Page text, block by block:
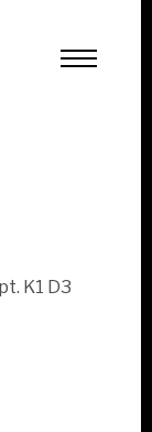
K1 D3